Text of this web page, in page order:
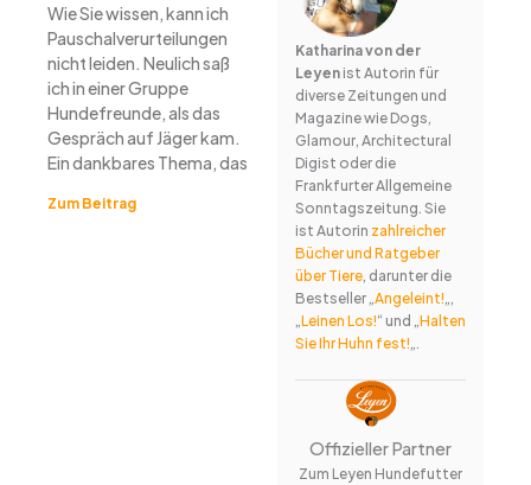
Wie Sie wissen, kann ich
Pauschalverurteilungen
nicht leiden. Neulich saß
ich in einer Gruppe
Hundefreunde, als das
Gespräch auf Jäger kam.
Ein dankbares Thema, das
Zum Beitrag
Katharina von der
Leyenist Autorin für
diverse Zeitungen und
Magazine wie Dogs,
Glamour, Architectural
Digist oder die
Frankfurter Allgemeine
Sonntagszeitung. Sie
ist Autorin zahlreicher
Bücher und Ratgeber
über Tiere, darunter die
Bestseller „Angeleint!„,
„Leinen Los!“ und „Halten
Sie Ihr Huhn fest!„.
Offizieller Partner
Zum Leyen Hundefutter